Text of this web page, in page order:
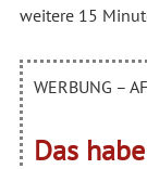
weitere 15
WERBUNG –
Das